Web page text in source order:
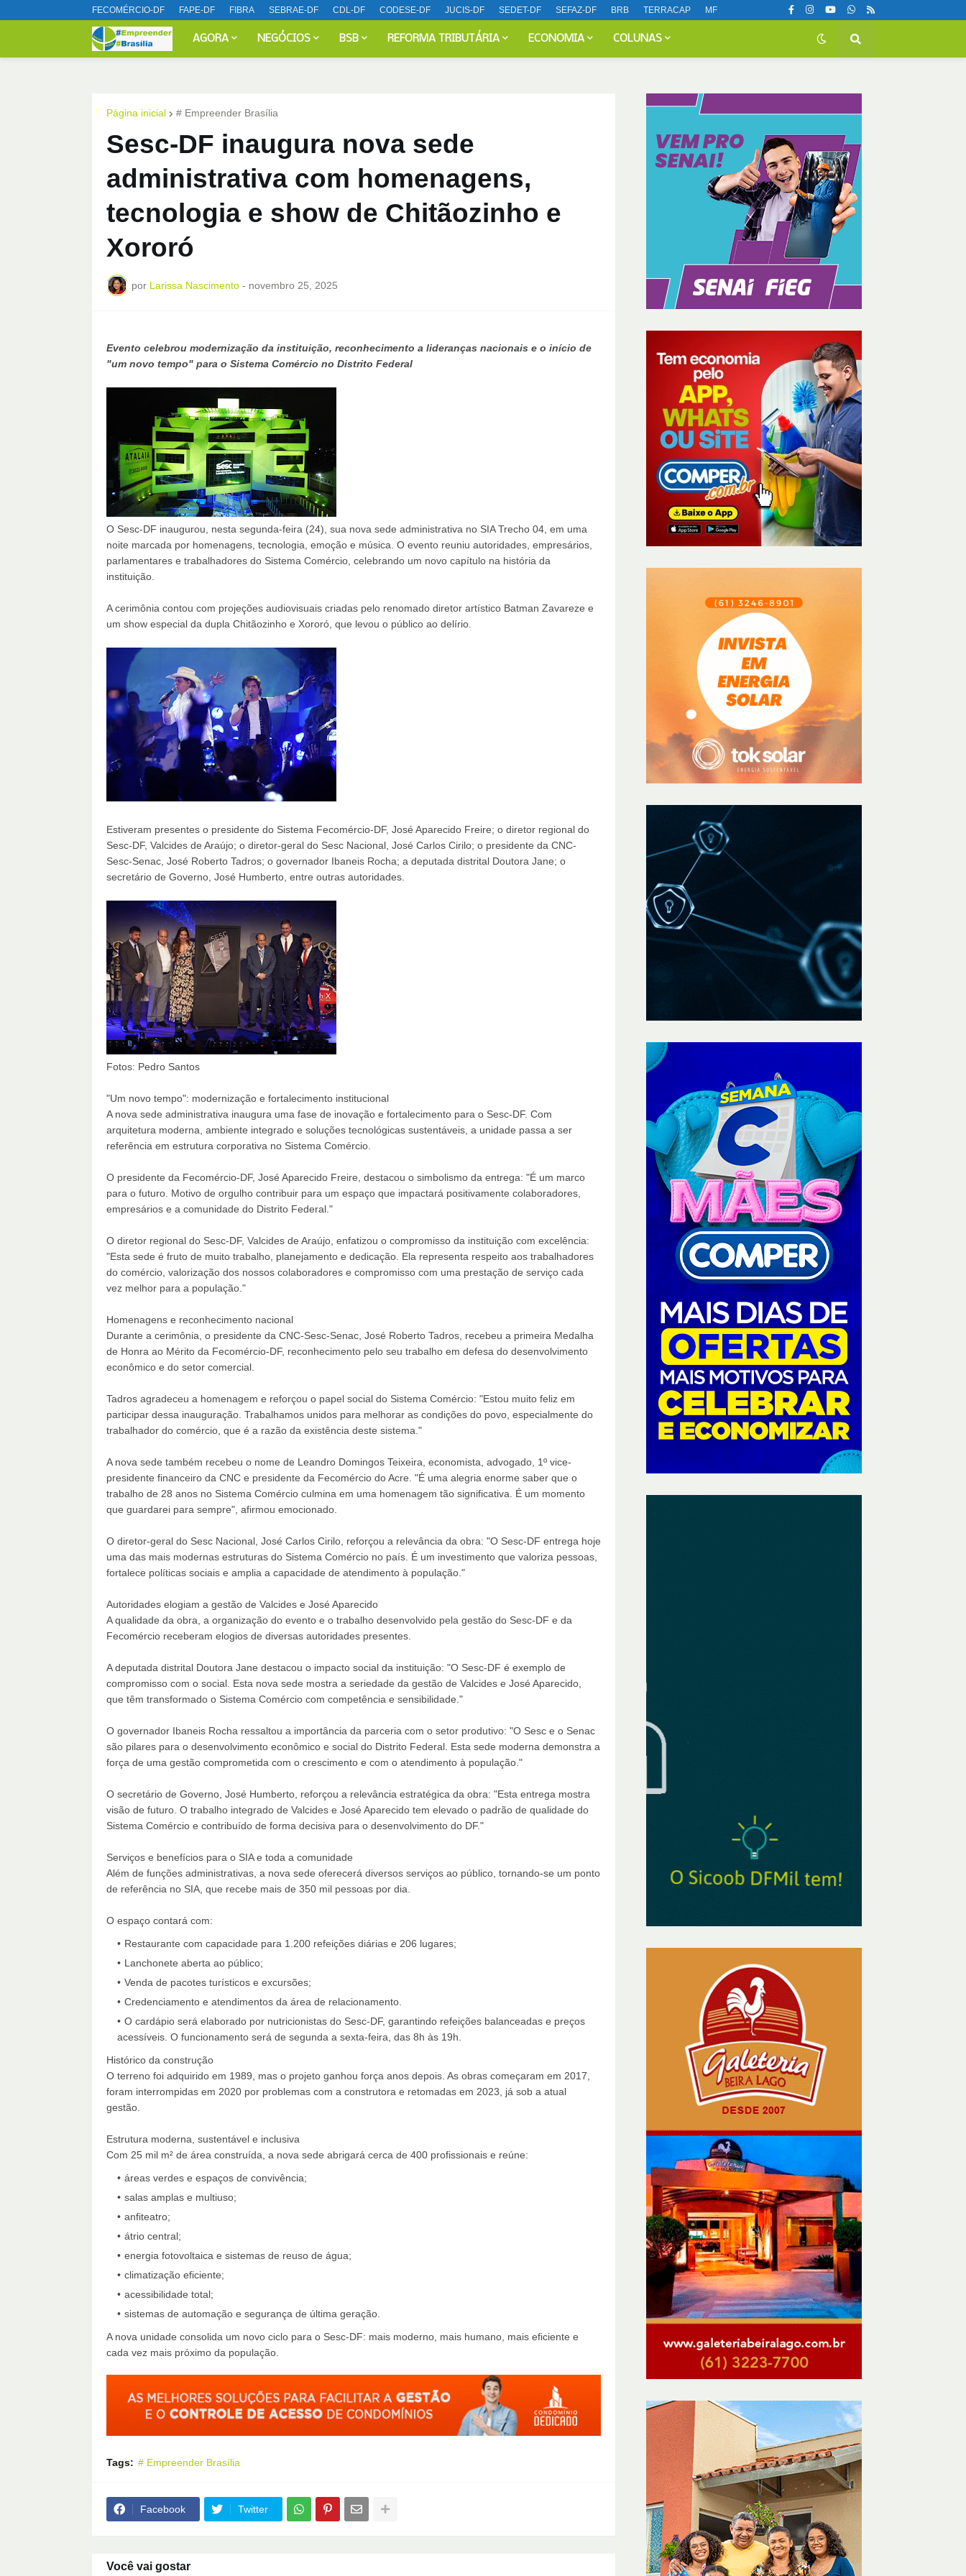
FECOMÉRCIO-DF FAPE-DF FIBRA SEBRAE-DF CDL-DF CODESE-DF JUCIS-DF SEDET-DF SEFAZ-DF BRB TERRACAP MF
AGORA NEGÓCIOS BSB REFORMA TRIBUTÁRIA ECONOMIA COLUNAS
Página inicial # Empreender Brasília
Sesc-DF inaugura nova sede
administrativa com homenagens,
tecnologia e show de Chitãozinho e
Xororó
por Larissa Nascimento - novembro 25, 2025
Evento celebrou modernização da instituição, reconhecimento a lideranças nacionais e o início de
"um novo tempo" para o Sistema Comércio no Distrito Federal
O Sesc-DF inaugurou, nesta segunda-feira (24), sua nova sede administrativa no SIA Trecho 04, em uma
noite marcada por homenagens, tecnologia, emoção e música. O evento reuniu autoridades, empresários,
parlamentares e trabalhadores do Sistema Comércio, celebrando um novo capítulo na história da
instituição.
A cerimônia contou com projeções audiovisuais criadas pelo renomado diretor artístico Batman Zavareze e
um show especial da dupla Chitãozinho e Xororó, que levou o público ao delírio.
Estiveram presentes o presidente do Sistema Fecomércio-DF, José Aparecido Freire; o diretor regional do
Sesc-DF, Valcides de Araújo; o diretor-geral do Sesc Nacional, José Carlos Cirilo; o presidente da CNC-
Sesc-Senac, José Roberto Tadros; o governador Ibaneis Rocha; a deputada distrital Doutora Jane; o
secretário de Governo, José Humberto, entre outras autoridades.
Fotos: Pedro Santos
"Um novo tempo": modernização e fortalecimento institucional
A nova sede administrativa inaugura uma fase de inovação e fortalecimento para o Sesc-DF. Com
arquitetura moderna, ambiente integrado e soluções tecnológicas sustentáveis, a unidade passa a ser
referência em estrutura corporativa no Sistema Comércio.
O presidente da Fecomércio-DF, José Aparecido Freire, destacou o simbolismo da entrega: "É um marco
para o futuro. Motivo de orgulho contribuir para um espaço que impactará positivamente colaboradores,
empresários e a comunidade do Distrito Federal."
O diretor regional do Sesc-DF, Valcides de Araújo, enfatizou o compromisso da instituição com excelência:
"Esta sede é fruto de muito trabalho, planejamento e dedicação. Ela representa respeito aos trabalhadores
do comércio, valorização dos nossos colaboradores e compromisso com uma prestação de serviço cada
vez melhor para a população."
Homenagens e reconhecimento nacional
Durante a cerimônia, o presidente da CNC-Sesc-Senac, José Roberto Tadros, recebeu a primeira Medalha
de Honra ao Mérito da Fecomércio-DF, reconhecimento pelo seu trabalho em defesa do desenvolvimento
econômico e do setor comercial.
Tadros agradeceu a homenagem e reforçou o papel social do Sistema Comércio: "Estou muito feliz em
participar dessa inauguração. Trabalhamos unidos para melhorar as condições do povo, especialmente do
trabalhador do comércio, que é a razão da existência deste sistema."
A nova sede também recebeu o nome de Leandro Domingos Teixeira, economista, advogado, 1º vice-
presidente financeiro da CNC e presidente da Fecomércio do Acre. "É uma alegria enorme saber que o
trabalho de 28 anos no Sistema Comércio culmina em uma homenagem tão significativa. É um momento
que guardarei para sempre", afirmou emocionado.
O diretor-geral do Sesc Nacional, José Carlos Cirilo, reforçou a relevância da obra: "O Sesc-DF entrega hoje
uma das mais modernas estruturas do Sistema Comércio no país. É um investimento que valoriza pessoas,
fortalece políticas sociais e amplia a capacidade de atendimento à população."
Autoridades elogiam a gestão de Valcides e José Aparecido
A qualidade da obra, a organização do evento e o trabalho desenvolvido pela gestão do Sesc-DF e da
Fecomércio receberam elogios de diversas autoridades presentes.
A deputada distrital Doutora Jane destacou o impacto social da instituição: "O Sesc-DF é exemplo de
compromisso com o social. Esta nova sede mostra a seriedade da gestão de Valcides e José Aparecido,
que têm transformado o Sistema Comércio com competência e sensibilidade."
O governador Ibaneis Rocha ressaltou a importância da parceria com o setor produtivo: "O Sesc e o Senac
são pilares para o desenvolvimento econômico e social do Distrito Federal. Esta sede moderna demonstra a
força de uma gestão comprometida com o crescimento e com o atendimento à população."
O secretário de Governo, José Humberto, reforçou a relevância estratégica da obra: "Esta entrega mostra
visão de futuro. O trabalho integrado de Valcides e José Aparecido tem elevado o padrão de qualidade do
Sistema Comércio e contribuído de forma decisiva para o desenvolvimento do DF."
Serviços e benefícios para o SIA e toda a comunidade
Além de funções administrativas, a nova sede oferecerá diversos serviços ao público, tornando-se um ponto
de referência no SIA, que recebe mais de 350 mil pessoas por dia.
O espaço contará com:
Restaurante com capacidade para 1.200 refeições diárias e 206 lugares;
Lanchonete aberta ao público;
Venda de pacotes turísticos e excursões;
Credenciamento e atendimentos da área de relacionamento.
O cardápio será elaborado por nutricionistas do Sesc-DF, garantindo refeições balanceadas e preços
acessíveis. O funcionamento será de segunda a sexta-feira, das 8h às 19h.
Histórico da construção
O terreno foi adquirido em 1989, mas o projeto ganhou força anos depois. As obras começaram em 2017,
foram interrompidas em 2020 por problemas com a construtora e retomadas em 2023, já sob a atual
gestão.
Estrutura moderna, sustentável e inclusiva
Com 25 mil m² de área construída, a nova sede abrigará cerca de 400 profissionais e reúne:
áreas verdes e espaços de convivência;
salas amplas e multiuso;
anfiteatro;
átrio central;
energia fotovoltaica e sistemas de reuso de água;
climatização eficiente;
acessibilidade total;
sistemas de automação e segurança de última geração.
A nova unidade consolida um novo ciclo para o Sesc-DF: mais moderno, mais humano, mais eficiente e
cada vez mais próximo da população.
Tags: # Empreender Brasília
Facebook Twitter
Você vai gostar